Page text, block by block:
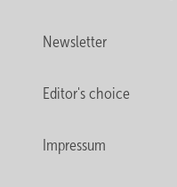
Newsletter
Editor's choice
Impressum